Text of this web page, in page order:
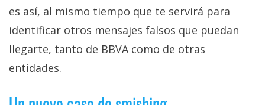
es así, al mismo tiempo que te servirá para
identificar otros mensajes falsos que puedan
llegarte, tanto de BBVA como de otras
entidades.